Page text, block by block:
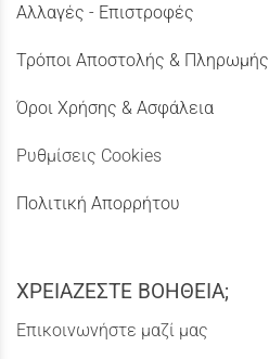
Αλλαγές - Επιστροφές
Τρόποι Αποστολής & Πληρωμής
Όροι Χρήσης & Ασφάλεια
Ρυθμίσεις Cookies
Πολιτική Απορρήτου
ΧΡΕΙΑΖΕΣΤΕ ΒΟΗΘΕΙΑ;
Επικοινωνήστε μαζί μας